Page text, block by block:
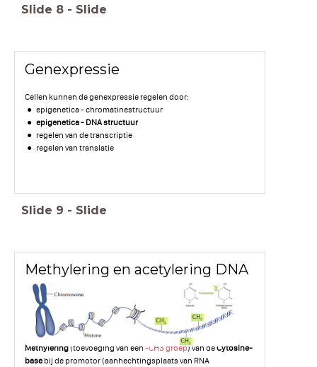
Slide 8 - Slide
Genexpressie
Cellen kunnen de genexpressie regelen door:
epigenetica - chromatinestructuur
epigenetica - DNA structuur
regelen van de transcriptie
regelen van translatie
Slide 9 - Slide
Methylering en acetylering DNA
Methylering(toevoeging van een -CH3 groep) van deCytosine-
basebij de promotor (aanhechtingsplaats van RNA